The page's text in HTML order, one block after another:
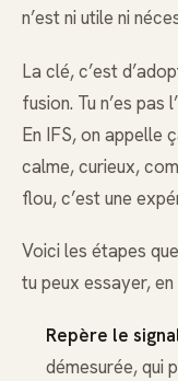
n’est ni utile ni
La clé, c’est
fusion. Tu n’es pas
En IFS, on appelle
calme, curieux,
flou, c’est une
Voici les étapes
tu peux essayer, en
Repère le
démesurée, qui